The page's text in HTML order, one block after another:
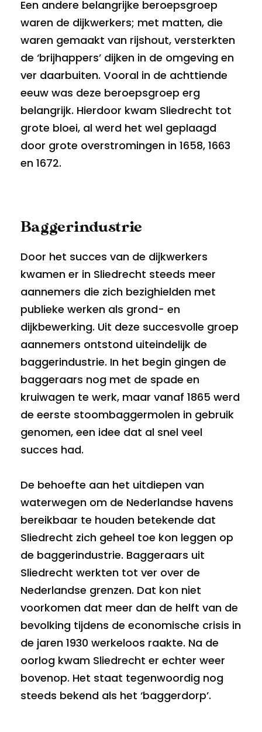
Een andere belangrijke beroepsgroep
waren de dijkwerkers; met matten, die
waren gemaakt van rijshout, versterkten
de ‘brijhappers’ dijken in de omgeving en
ver daarbuiten. Vooral in de achttiende
eeuw was deze beroepsgroep erg
belangrijk. Hierdoor kwam Sliedrecht tot
grote bloei, al werd het wel geplaagd
door grote overstromingen in 1658, 1663
en 1672.
Baggerindustrie
Door het succes van de dijkwerkers
kwamen er in Sliedrecht steeds meer
aannemers die zich bezighielden met
publieke werken als grond- en
dijkbewerking. Uit deze succesvolle groep
aannemers ontstond uiteindelijk de
baggerindustrie. In het begin gingen de
baggeraars nog met de spade en
kruiwagen te werk, maar vanaf 1865 werd
de eerste stoombaggermolen in gebruik
genomen, een idee dat al snel veel
succes had.
De behoefte aan het uitdiepen van
waterwegen om de Nederlandse havens
bereikbaar te houden betekende dat
Sliedrecht zich geheel toe kon leggen op
de baggerindustrie. Baggeraars uit
Sliedrecht werkten tot ver over de
Nederlandse grenzen. Dat kon niet
voorkomen dat meer dan de helft van de
bevolking tijdens de economische crisis in
de jaren 1930 werkeloos raakte. Na de
oorlog kwam Sliedrecht er echter weer
bovenop. Het staat tegenwoordig nog
steeds bekend als het ‘baggerdorp’.